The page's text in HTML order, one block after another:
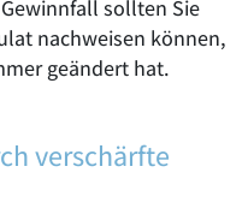
sollten Sie
nachweisen können,
geändert hat.
verschärfte